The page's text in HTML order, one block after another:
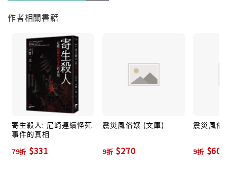
許是件好事吧。我跟客人聊著當時如何目睹災難的來
可能因為跟其他人擁有相同的遭遇，以前心裡想講但說
不出口的事情，現在反而都能侃侃而談，心情也感到輕
鬆多了。」
雪子———
「妻子或小孩過世的人非常多，還自嘲：『只有自己因
為在很遠的地方工作才沒事。』就算之後不得不轉換心
情回到工作崗位與原本的生活，但家裡已不再有像妻子
這樣活生生的人會帶給他溫暖了。他們說：『雖然叫小
作者相關書籍
寄生殺人: 尼崎連續怪死
事件的真相
79折 $331
震災風俗嬢 (文庫)
9折 $270
震災風俗
9折 $607